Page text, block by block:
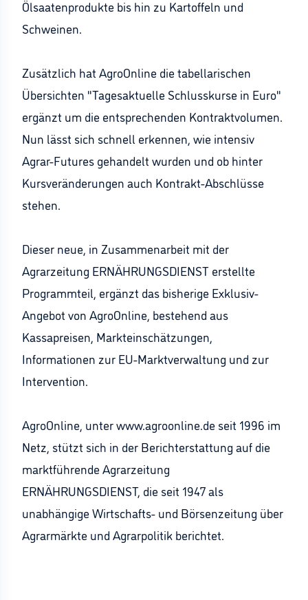
Ölsaatenprodukte bis hin zu Kartoffeln und
Schweinen.
Zusätzlich hat AgroOnline die tabellarischen
Übersichten "Tagesaktuelle Schlusskurse in Euro"
ergänzt um die entsprechenden Kontraktvolumen.
Nun lässt sich schnell erkennen, wie intensiv
Agrar-Futures gehandelt wurden und ob hinter
Kursveränderungen auch Kontrakt-Abschlüsse
stehen.
Dieser neue, in Zusammenarbeit mit der
Agrarzeitung ERNÄHRUNGSDIENST erstellte
Programmteil, ergänzt das bisherige Exklusiv-
Angebot von AgroOnline, bestehend aus
Kassapreisen, Markteinschätzungen,
Informationen zur EU-Marktverwaltung und zur
Intervention.
AgroOnline, unter www.agroonline.de seit 1996 im
Netz, stützt sich in der Berichterstattung auf die
marktführende Agrarzeitung
ERNÄHRUNGSDIENST, die seit 1947 als
unabhängige Wirtschafts- und Börsenzeitung über
Agrarmärkte und Agrarpolitik berichtet.